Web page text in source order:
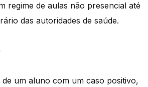
regime de aulas não presencial até
das autoridades de saúde.
um aluno com um caso positivo,